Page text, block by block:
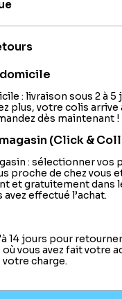
Nintendo
: livraison sous 2 à 5
plus, votre colis arrive
dès maintenant !
(Click &
: sélectionner vos
proche de chez vous
et gratuitement dans
avez effectué l’achat.
14 jours pour
vous avez fait votre
charge.